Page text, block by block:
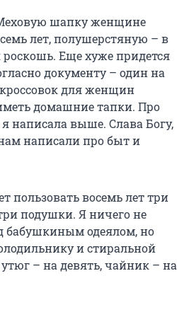
Меховую шапку женщине
лет, полушерстяную – в
Еще хуже придется
документу – один на
для женщин
домашние тапки. Про
написала выше. Слава Богу,
написали про быт и
пользовать восемь лет три
подушки. Я ничего не
бабушкиным одеялом, но
и стиральной
– на девять, чайник – на